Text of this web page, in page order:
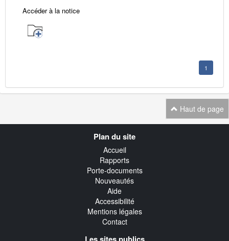
Accéder à la notice
1
Haut de page
Plan du site
Accueil
Rapports
Porte-documents
Nouveautés
Aide
Accessibilité
Mentions légales
Contact